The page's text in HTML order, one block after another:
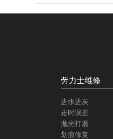
劳力士维修
进水进灰
走时误差
抛光打磨
划痕修复